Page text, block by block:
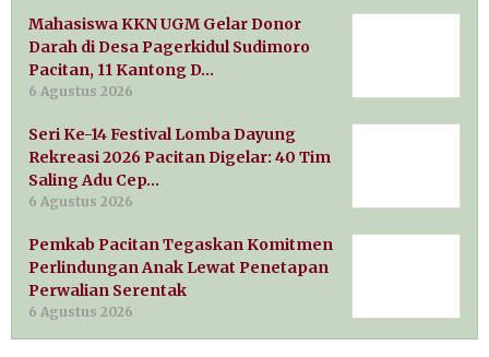
Mahasiswa KKN UGM Gelar Donor
Darah di Desa Pagerkidul Sudimoro
Pacitan, 11 Kantong D…
6 Agustus 2026
Seri Ke-14 Festival Lomba Dayung
Rekreasi 2026 Pacitan Digelar: 40 Tim
Saling Adu Cep…
6 Agustus 2026
Pemkab Pacitan Tegaskan Komitmen
Perlindungan Anak Lewat Penetapan
Perwalian Serentak
6 Agustus 2026